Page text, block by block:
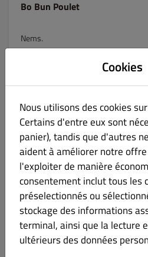
Bo Bun Poulet
Nems.
Wontons.
Bo Bun Crevettes
Wontons.
Cookies
Nous utilisons des cookies
Certains d'entre eux sont
panier), tandis que d'autres
aident à améliorer notre
l'exploiter de manière
consentement inclut tous les
préselectionnés ou
stockage des informations
terminal, ainsi que la lecture
ultérieurs des données